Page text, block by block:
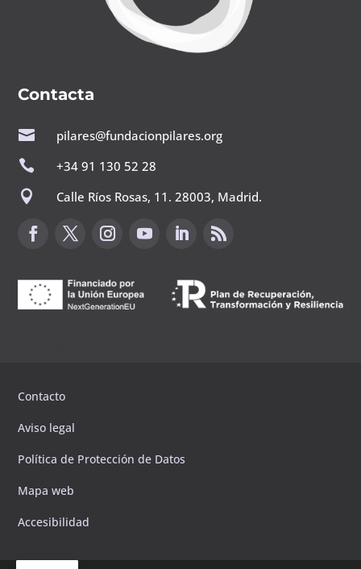
Contacta

pilares@fundacionpilares.org

+34 91 130 52 28

Calle Ríos Rosas, 11. 28003, Madrid.
Contacto
Aviso legal
Política de Protección de Datos
Mapa web
Accesibilidad